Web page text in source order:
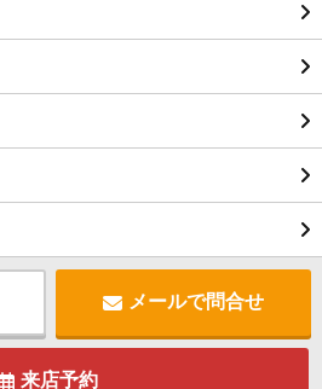
メールで問合せ
来店予約